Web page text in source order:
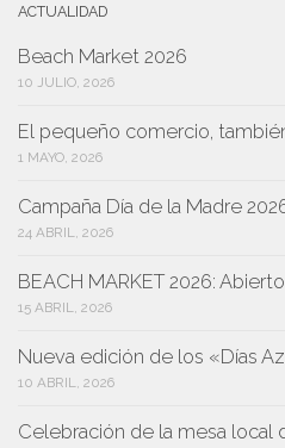
ACTUALIDAD
Beach Market 2026
10 JULIO, 2026
El pequeño comercio,
1 MAYO, 2026
Campaña Día de la Madre
24 ABRIL, 2026
BEACH MARKET 2026:
15 ABRIL, 2026
Nueva edición de los «Días
10 ABRIL, 2026
Celebración de la mesa local